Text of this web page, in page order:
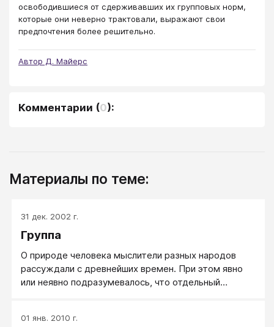
освободившиеся от сдерживавших их групповых норм,
которые они неверно трактовали, выражают свои
предпочтения более решительно.
Автор Д. Майерс
Комментарии (0):
Материалы по теме:
31 дек. 2002 г.
Группа
О природе человека мыслители разных народов
рассуждали с древнейших времен. При этом явно
или неявно подразумевалось, что отдельный
вне общения с себе подобными.
01 янв. 2010 г.